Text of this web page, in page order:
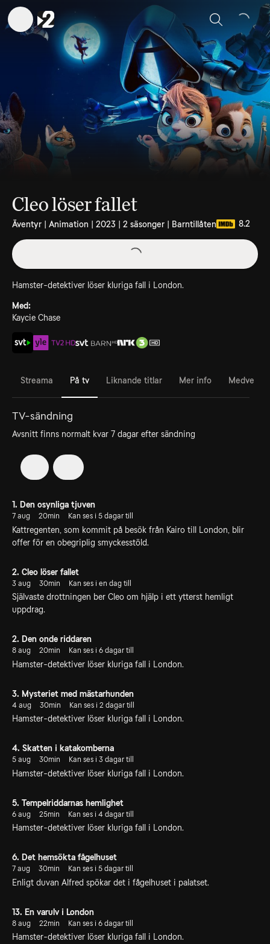
Sök
Cleo löser fallet
Äventyr | Animation | 2023 | 2 säsonger | Barntillåten 8.2
Hamster-detektiver löser kluriga fall i London.
Med:
Kaycie Chase
Streama På tv Liknande titlar Mer info
TV-sändning
Avsnitt finns normalt kvar 7 dagar efter sändning
1. Den osynliga tjuven
7 aug 20min Kan ses i 5 dagar till
Kattregenten, som kommit på besök från Kairo till London, blir
offer för en obegriplig smyckesstöld.
2. Cleo löser fallet
3 aug 30min Kan ses i en dag till
Självaste drottningen ber Cleo om hjälp i ett ytterst hemligt
uppdrag.
2. Den onde riddaren
8 aug 20min Kan ses i 6 dagar till
Hamster-detektiver löser kluriga fall i London.
3. Mysteriet med mästarhunden
4 aug 30min Kan ses i 2 dagar till
Hamster-detektiver löser kluriga fall i London.
4. Skatten i katakomberna
5 aug 30min Kan ses i 3 dagar till
Hamster-detektiver löser kluriga fall i London.
5. Tempelriddarnas hemlighet
6 aug 25min Kan ses i 4 dagar till
Hamster-detektiver löser kluriga fall i London.
6. Det hemsökta fågelhuset
7 aug 30min Kan ses i 5 dagar till
Enligt duvan Alfred spökar det i fågelhuset i palatset.
13. En varulv i London
8 aug 22min Kan ses i 6 dagar till
Hamster-detektiver löser kluriga fall i London.